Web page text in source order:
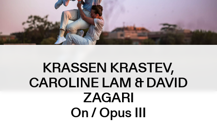
Médiathèque
Éditions
Informations
KRASSEN KRASTEV,
CAROLINE LAM & DAVID
ZAGARI
On / Opus III